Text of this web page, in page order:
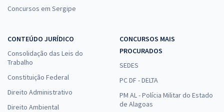
Concursos em Sergipe
CONTEÚDO JURÍDICO
Consolidação das Leis do
Trabalho
Constituição Federal
Direito Administrativo
Direito Ambiental
CONCURSOS MAIS
PROCURADOS
SEDES
PC DF - DELTA
PM AL - Polícia Militar do Estado
de Alagoas